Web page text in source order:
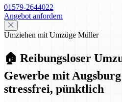
01579-2644022
Angebot anfordern
Umziehen mit Umzüge Müller
🏠 Reibungsloser
Gewerbe mit
stressfrei, pünktlich